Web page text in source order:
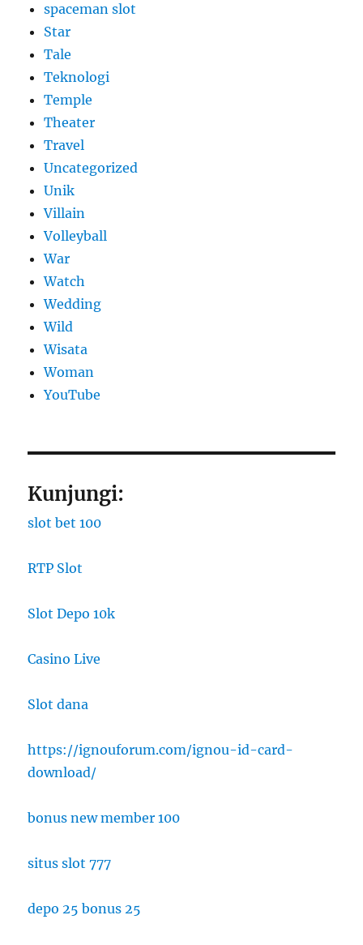
spaceman slot
Star
Tale
Teknologi
Temple
Theater
Travel
Uncategorized
Unik
Villain
Volleyball
War
Watch
Wedding
Wild
Wisata
Woman
YouTube
Kunjungi:
slot bet 100
RTP Slot
Slot Depo 10k
Casino Live
Slot dana
https://ignouforum.com/ignou-id-card-
download/
bonus new member 100
situs slot 777
depo 25 bonus 25